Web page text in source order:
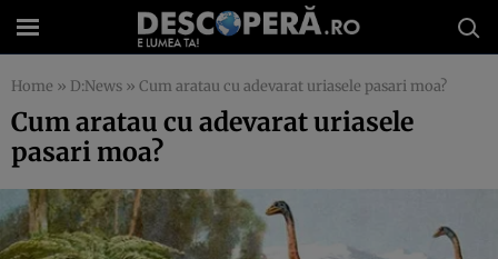
Home » D:News » Cum aratau cu adevarat uriasele pasari moa?
Cum aratau cu adevarat uriasele
pasari moa?